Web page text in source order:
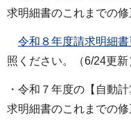
求明細書のこれまでの修
令和８年度請求明細
照ください。（6/24更新
・令和７年度の【自動
求明細書のこれまでの修